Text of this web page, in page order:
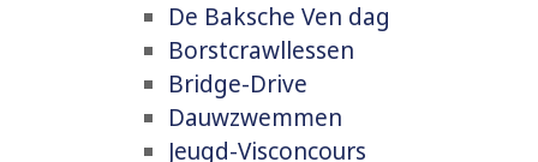
De Baksche Ven dag
Borstcrawllessen
Bridge-Drive
Dauwzwemmen
Jeugd-Visconcours